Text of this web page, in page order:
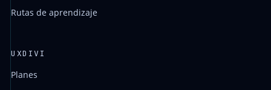
Rutas de aprendizaje
UXDIVI
Planes